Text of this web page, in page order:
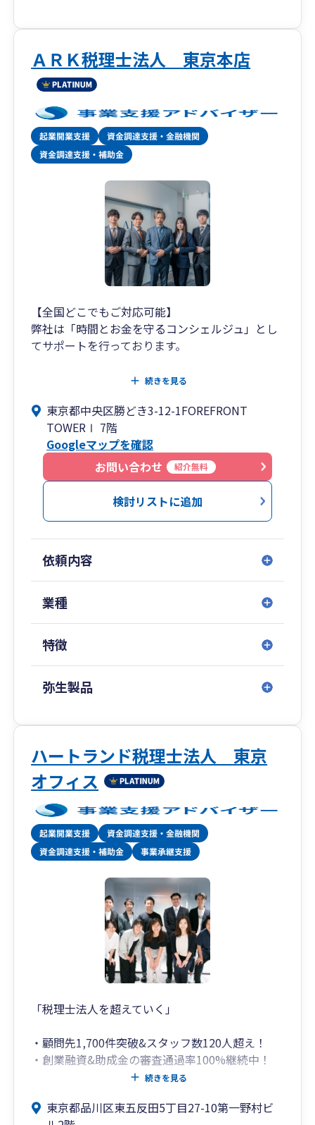
す。
一人社長の会社から大企業まで幅広く、
また、さまざまな業種にも対応いたします。
業界でもトップクラスの知識と経験のあるスタッ
フが御社の担当として付き、
貴社にご負担をかけずにサポートいたします。
いつでも迅速かつ親切丁寧に対応いたします。
（週末対応も可。）
お客様のご要望に合わせて
LINE、chatwork、slackなどのSNSも使用してお
お客様ファーストで寄り添った対応を
全社員一同で心がけております。
税務調査については、
弊所代表の甲田は業界でも指折りの交渉力を持っ
お客様からの信頼も非常に厚く、
す。
追徴０円で終わらせた実績が多数あります。
任せて安心の弊所までぜひお気軽にお問い合わせ
ください。
ＡＲＫ税理士法人 東京本店
【全国どこでもご対応可能】
弊社は「時間とお金を守るコンシェルジュ」とし
てサポートを行っております。
税務相談・税務業務は当然とし、
させていただき、会計資料の受け渡しやお客様の
事務作業の簡素化をし”時間”をサポート、
長期的な事業計画、短期的な資金・利益計画を一
緒に作成し、融資や節税・補助金等をご案内
し”キャッシュフロー”をサポートいたします。
ポート可能です。
リモート面談も実施しているため、全国のお客様
続きを見る
東京都中央区勝どき3-12-1FOREFRONT
TOWERⅠ 7階
Googleマップを確認
お問い合わせ
紹介無料
検討リストに追加
依頼内容
業種
特徴
弥生製品
ハートランド税理士法人 東京
オフィス
「税理士法人を超えていく」
・顧問先1,700件突破&スタッフ数120人超え！
・創業融資&助成金の審査通過率100%継続中！
（社会保険労務士法人併設）
無料！（登記は司法書士が行います）
続きを見る
東京都品川区東五反田5丁目27-10第一野村ビ